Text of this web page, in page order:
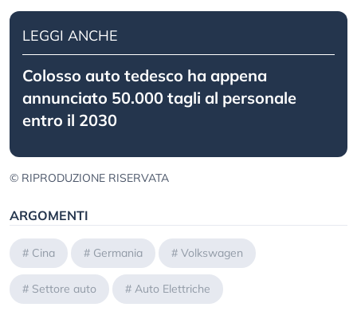
LEGGI ANCHE
Colosso auto tedesco ha appena
annunciato 50.000 tagli al personale
entro il 2030
© RIPRODUZIONE RISERVATA
ARGOMENTI
# Cina # Germania # Volkswagen
# Settore auto # Auto Elettriche